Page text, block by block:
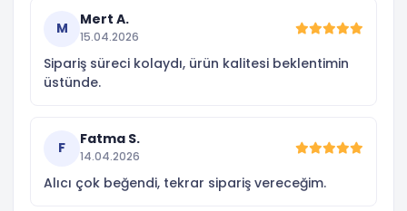
M
Mert A.
15.04.2026
Sipariş süreci kolaydı, ürün kalitesi beklentimin
üstünde.
F
Fatma S.
14.04.2026
Alıcı çok beğendi, tekrar sipariş vereceğim.